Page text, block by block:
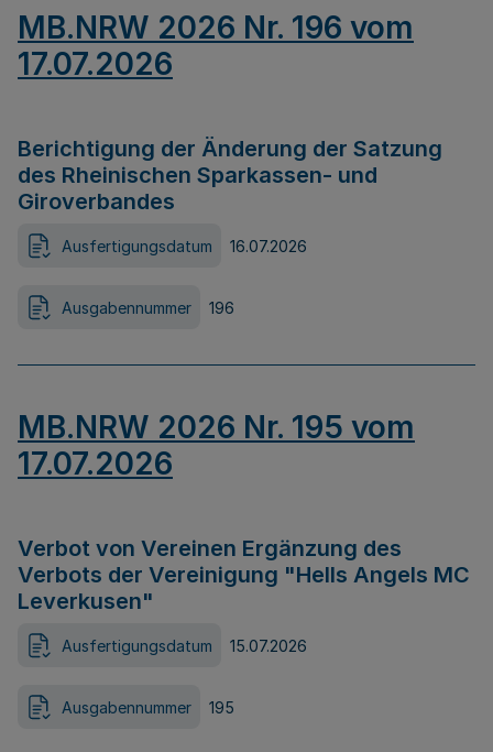
MB.NRW 2026 Nr. 196 vom
17.07.2026
Berichtigung der Änderung der Satzung
des Rheinischen Sparkassen- und
Giroverbandes
Ausfertigungsdatum 16.07.2026
Ausgabennummer 196
MB.NRW 2026 Nr. 195 vom
17.07.2026
Verbot von Vereinen Ergänzung des
Verbots der Vereinigung "Hells Angels MC
Leverkusen"
Ausfertigungsdatum 15.07.2026
Ausgabennummer 195